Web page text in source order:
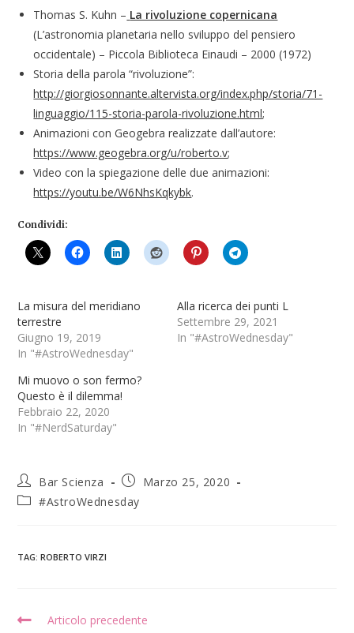
Thomas S. Kuhn – La rivoluzione copernicana
(L’astronomia planetaria nello sviluppo del pensiero
occidentale) – Piccola Biblioteca Einaudi – 2000 (1972)
Storia della parola “rivoluzione”:
http://giorgiosonnante.altervista.org/index.php/storia/71-
linguaggio/115-storia-parola-rivoluzione.html;
Animazioni con Geogebra realizzate dall’autore:
https://www.geogebra.org/u/roberto.v;
Video con la spiegazione delle due animazioni:
https://youtu.be/W6NhsKqkybk.
Condividi:
La misura del meridiano
terrestre
Giugno 19, 2019
In "#AstroWednesday"
Alla ricerca dei punti L
Settembre 29, 2021
In "#AstroWednesday"
Mi muovo o son fermo?
Questo è il dilemma!
Febbraio 22, 2020
In "#NerdSaturday"
Bar Scienza
Marzo 25, 2020
#AstroWednesday
TAG:ROBERTO VIRZI
Articolo precedente